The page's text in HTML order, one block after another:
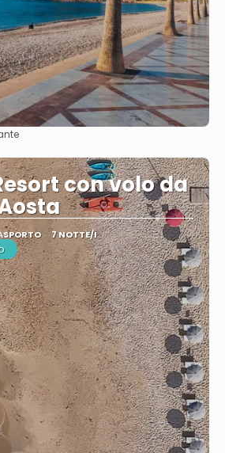
con volo da
7 NOTTE/I